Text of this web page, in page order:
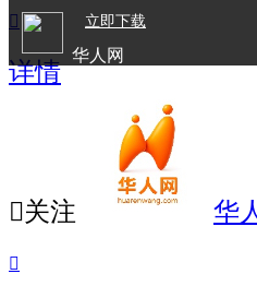
立即下载
华人网

详情
关注 华
